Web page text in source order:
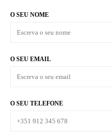
O SEU NOME
O SEU EMAIL
O SEU TELEFONE